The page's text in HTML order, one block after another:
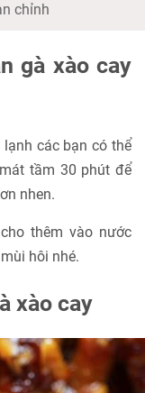
chỉnh
gà xào cay
các bạn có thể
tầm 30 phút để
nhen.
thêm vào nước
hôi nhé.
xào cay